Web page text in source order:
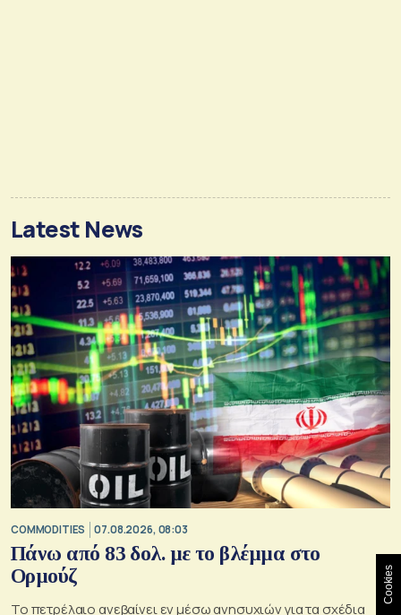
Latest News
COMMODITIES 07.08.2026, 08:03
Πάνω από 83 δολ. με το βλέμμα στο
Ορμούζ
Το πετρέλαιο ανεβαίνει εν μέσω ανησυχιών για τα σχέδια
Cookies